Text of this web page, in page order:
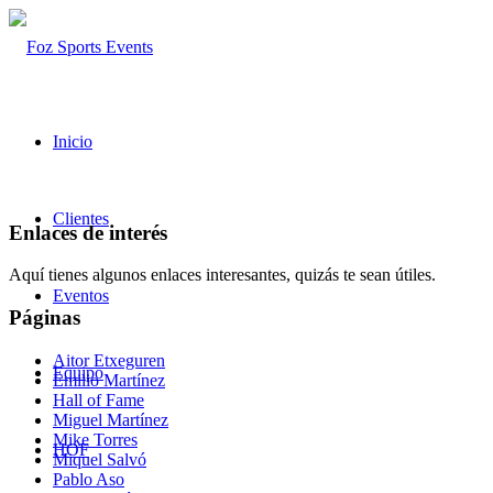
Inicio
Clientes
Eventos
Equipo
HOF
Enlaces de interés
Aquí tienes algunos enlaces interesantes, quizás te sean útiles.
Páginas
Aitor Etxeguren
Emilio Martínez
Hall of Fame
Miguel Martínez
Mike Torres
Miquel Salvó
Pablo Aso